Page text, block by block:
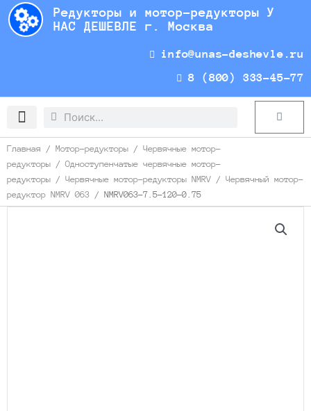
Перейти
содержимому
Редукторы и мотор-редукторы У
НАС ДЕШЕВЛЕ г. Москва
info@unas-deshevle.ru
8 (800) 333-45-77
Search
Search Cart
Главная / Мотор-редукторы / Червячные мотор-
редукторы / Одноступенчатые червячные мотор-
редукторы / Червячные мотор-редукторы NMRV / Червячный мотор-
редуктор NMRV 063 / NMRV063-7.5-120-0.75